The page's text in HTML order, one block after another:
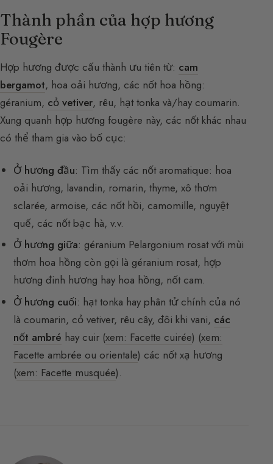
Thành phần của hợp hương
Fougère
Hợp hương được cấu thành ưu tiên từ: cam
bergamot, hoa oải hương, các nốt hoa hồng:
géranium, cỏ vetiver, rêu, hạt tonka và/hay coumarin.
Xung quanh hợp hương fougère này, các nốt khác nhau
có thể tham gia vào bố cục:
Ở hương đầu: Tìm thấy các nốt aromatique: hoa
oải hương, lavandin, romarin, thyme, xô thơm
sclarée, armoise, các nốt hồi, camomille, nguyệt
quế, các nốt bạc hà, v.v.
Ở hương giữa: géranium Pelargonium rosat với mùi
thơm hoa hồng còn gọi là géranium rosat, hợp
hương đinh hương hay hoa hồng, nốt cam.
Ở hương cuối: hạt tonka hay phân tử chính của nó
là coumarin, cỏ vetiver, rêu cây, đôi khi vani, các
nốt ambré hay cuir (xem: Facette cuirée) (xem:
Facette ambrée ou orientale) các nốt xạ hương
(xem: Facette musquée).